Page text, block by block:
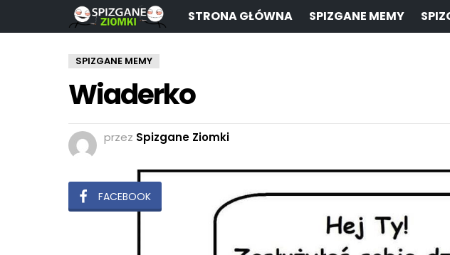
STRONA GŁÓWNA SPIZGANE MEMY
SPIZGANE MEMY
Wiaderko
przez Spizgane Ziomki
FACEBOOK